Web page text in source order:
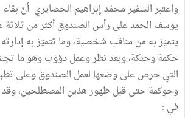
واعتبر السفير محمّد إبراهيم الحصايري أنّ
يوسف الحمد على رأس الصندوق أكثر من ثلاثة
يتميّز به من مناقب شخصية، وما تتميّز به
حكمة وحنكة، وبعد نظر وعمل دؤوب وهو ما
التي حرص على وضعها لعمل الصندوق وعلى
وحوكمة حتى قبل ظهور هذين المصطلحين، وقد
في :